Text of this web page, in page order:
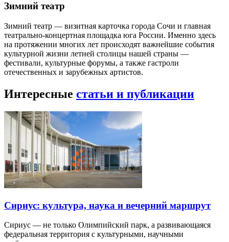
Зимний театр
Зимний театр — визитная карточка города Сочи и главная
театрально-концертная площадка юга России. Именно здесь
на протяжении многих лет происходят важнейшие события
культурной жизни летней столицы нашей страны —
фестивали, культурные форумы, а также гастроли
отечественных и зарубежных артистов.
Интересные статьи и публикации
Сириус: культура, наука и вечерний маршрут
Сириус — не только Олимпийский парк, а развивающаяся
федеральная территория с культурными, научными